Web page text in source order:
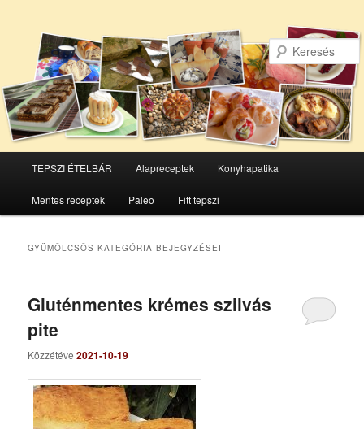
Tovább
az
elsődleges
Tovább
a
másodlagos
TEPSZI ÉTELBÁR Alapreceptek Konyhapatika
Mentes receptek Paleo Fitt tepszi
GYÜMÖLCSÖS KATEGÓRIA BEJEGYZÉSEI
Gluténmentes krémes szilvás
pite
Közzétéve2021-10-19